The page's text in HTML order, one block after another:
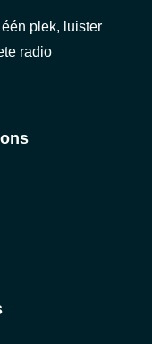
plek, luister
radio